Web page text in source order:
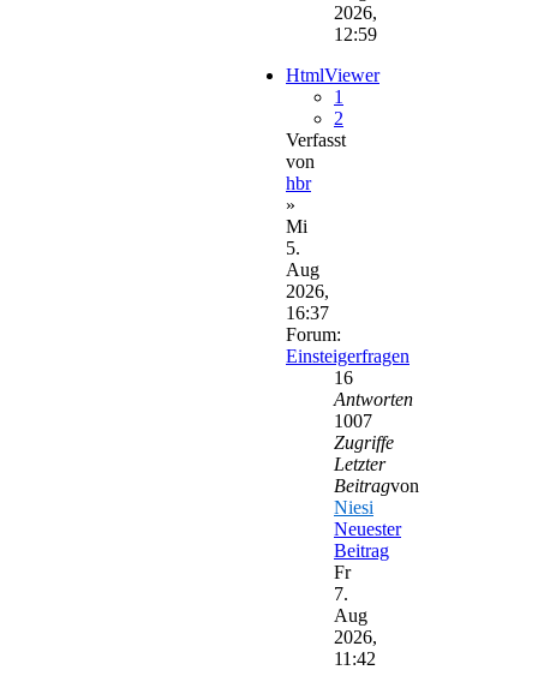
2026,
12:59
HtmlViewer
1
2
Verfasst
von
hbr
»
Mi
5.
Aug
2026,
16:37
Forum:
Einsteigerfragen
16
Antworten
1007
Zugriffe
Letzter
Beitragvon
Niesi
Neuester
Beitrag
Fr
7.
Aug
2026,
11:42